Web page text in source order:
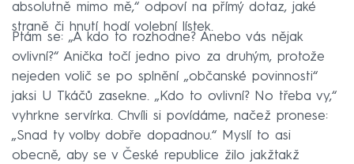
absolutně mimo mě,“ odpoví na přímý dotaz, jaké
straně či hnutí hodí volební lístek.
Ptám se: „A kdo to rozhodne? Anebo vás nějak
ovlivní?“ Anička točí jedno pivo za druhým, protože
nejeden volič se po splnění „občanské povinnosti“
jaksi U Tkáčů zasekne. „Kdo to ovlivní? No třeba vy,“
vyhrkne servírka. Chvíli si povídáme, načež pronese:
„Snad ty volby dobře dopadnou.“ Myslí to asi
obecně, aby se v České republice žilo jakžtakž